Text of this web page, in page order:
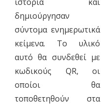
δημιούργησαν
σύντομα ενημερωτικά
κείμενα. Το υλικό
αυτό θα συνδεθεί με
κωδικούς QR, οι
οποίοι θα
τοποθετηθούν στα